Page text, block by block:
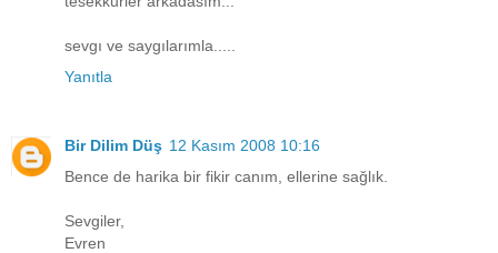
sevgı ve saygılarımla.....
Yanıtla
Bir Dilim Düş 12 Kasım 2008 10:16
Bence de harika bir fikir canım, ellerine sağlık.
Sevgiler,
Evren